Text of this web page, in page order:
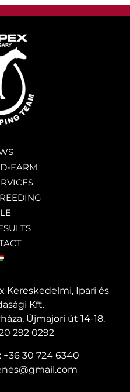
FARM
Kereskedelmi, Ipari és
Kft.
Újmajori út 14-18.
292 0292
+36 30 724 6340